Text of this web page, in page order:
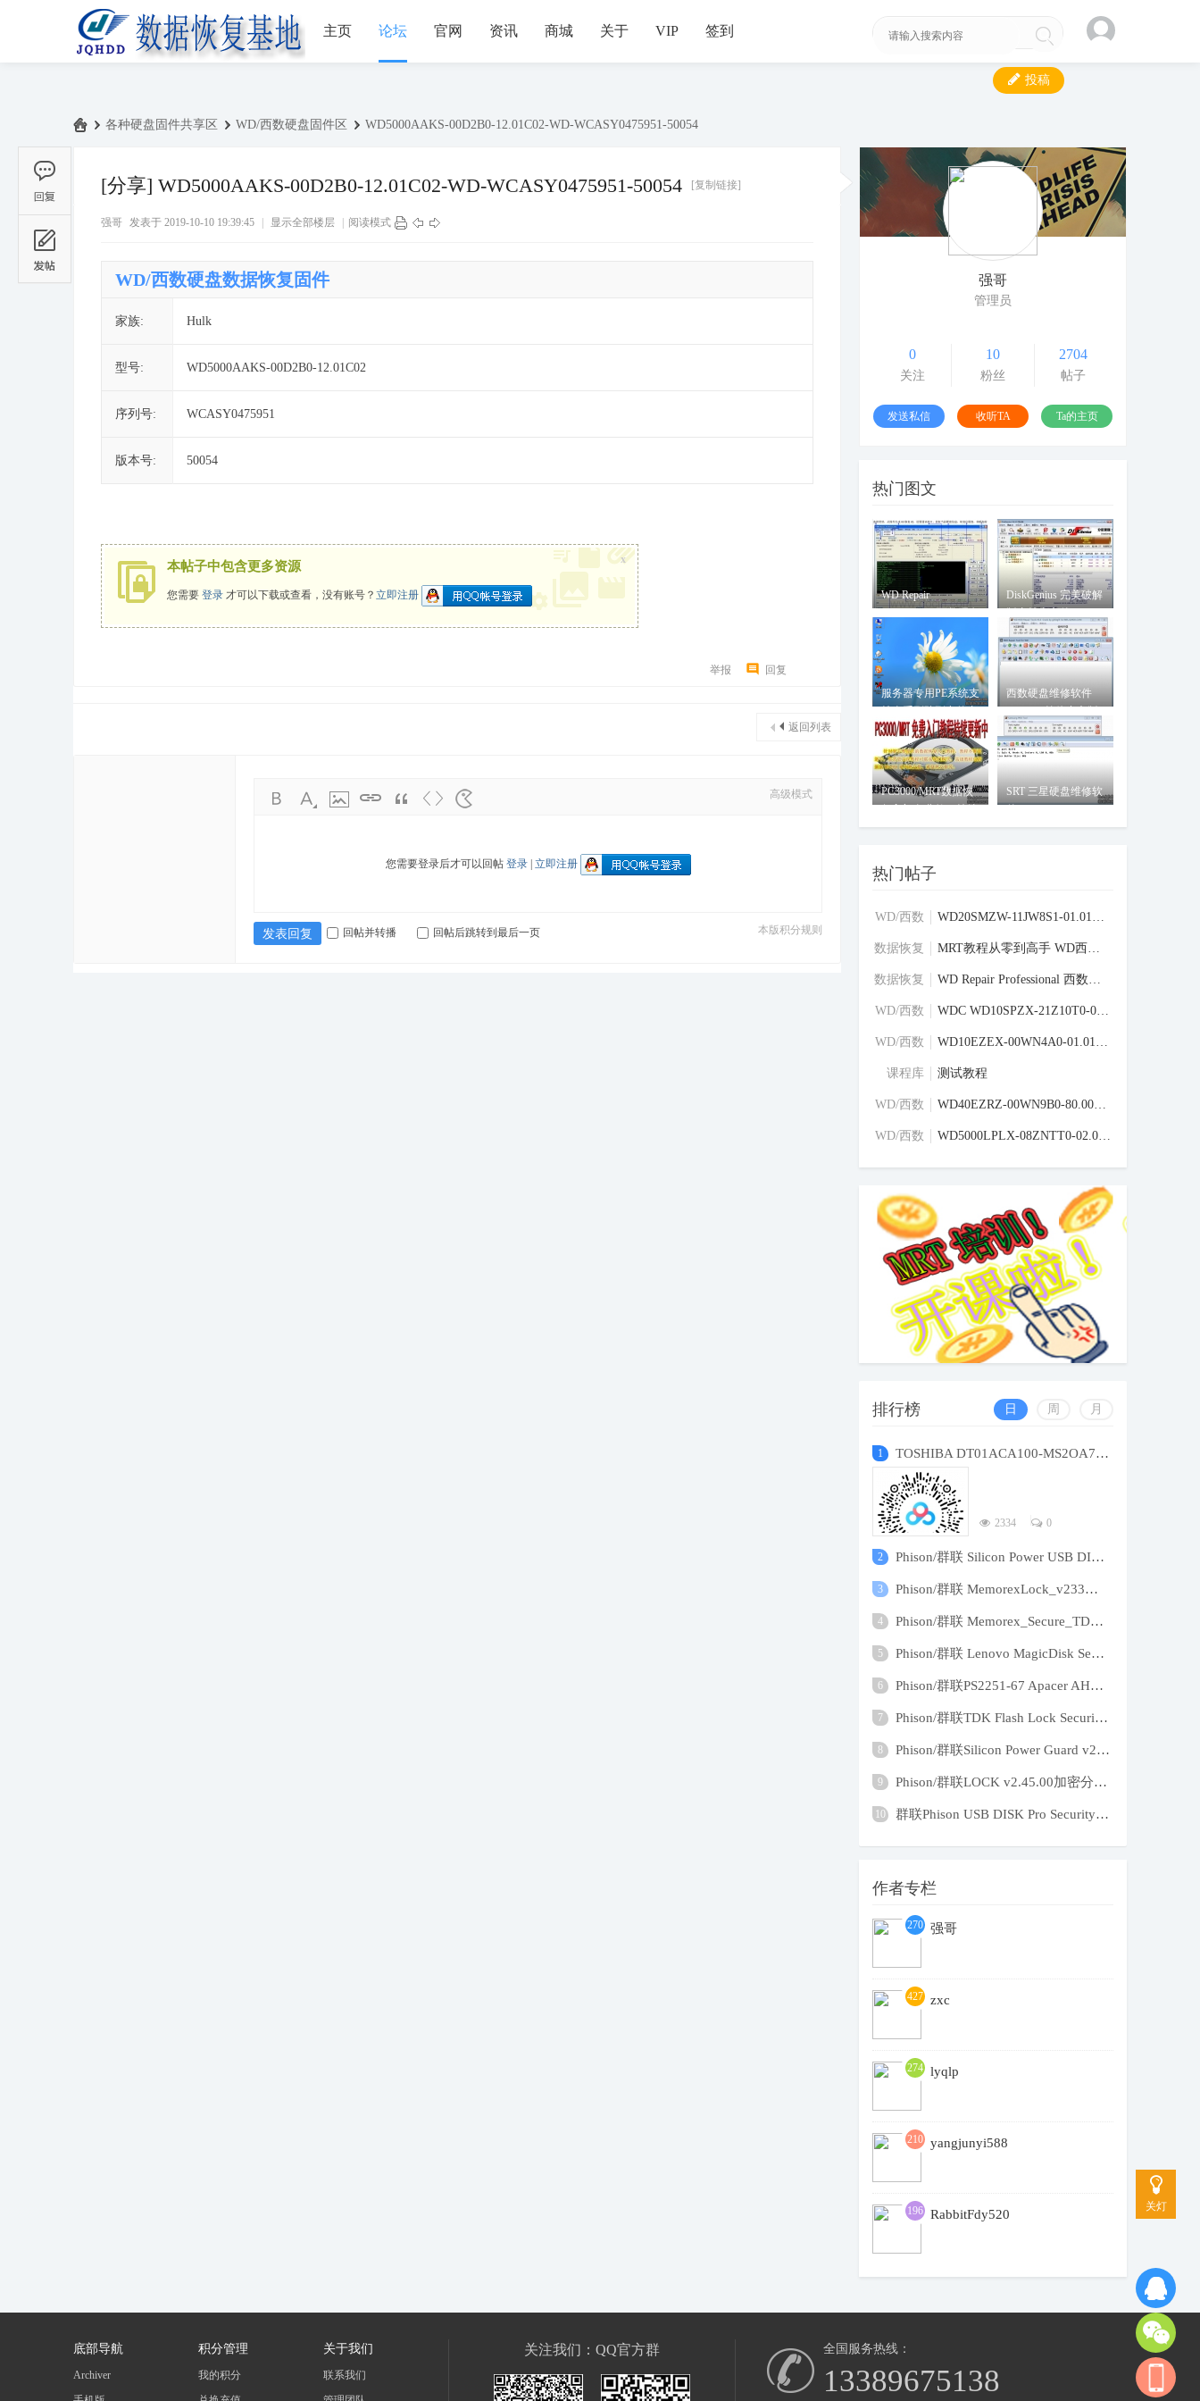
关灯
主页 论坛 官网 资讯 商城 关于 VIP 签到
投稿
› 各种硬盘固件共享区 › WD/西数硬盘固件区 › WD5000AAKS-00D2B0-12.01C02-WD-WCASY0475951-50054
[分享] WD5000AAKS-00D2B0-12.01C02-WD-WCASY0475951-50054 [复制链接]
强哥 发表于 2019-10-10 19:39:45 显示全部楼层 阅读模式
WD/西数硬盘数据恢复固件
家族: Hulk
型号: WD5000AAKS-00D2B0-12.01C02
序列号: WCASY0475951
版本号: 50054
本帖子中包含更多资源
您需要 登录 才可以下载或查看，没有账号？ 立即注册
x
回复
举报
返回列表
高级模式
您需要登录后才可以回帖 登录| 立即注册
本版积分规则
发表回复 回帖并转播 回帖后跳转到最后一页
强哥
管理员
0
关注
10
粉丝
2704
帖子
发送私信 收听TA Ta的主页
热门图文
WD Repair
专修工具
DiskGenius 完美破解
服务器专用PE系统支
用服
西数硬盘维修软件
PC3000/MRT数据恢
更新中
SRT 三星硬盘维修软
热门帖子
WD/西数
区
WD20SMZW-11JW8S1-01.01A01-WD-WX31AB8JCLF
数据恢复
区
MRT教程从零到高手 WD西数硬盘刷写固件教程
数据恢复
区
WD Repair Professional 西数硬盘专修工具
WD/西数
区
WDC WD10SPZX-21Z10T0-02-01A02-WD-WXU1E68
WD/西数
区
WD10EZEX-00WN4A0-01.01A01-WD-WMC6Y0F2VN4
课程库 测试教程
WD/西数
区
WD40EZRZ-00WN9B0-80.00A80-WD-WCC4E6XS839
WD/西数
区
WD5000LPLX-08ZNTT0-02.01A02-WD-WXM1A1696
排行榜 日 周 月
1 TOSHIBA DT01ACA100-MS2OA7L0-65NS174KS
2334 0
2 Phison/群联 Silicon Power USB DISK Pro S
3 Phison/群联 MemorexLock_v233密码安全分区
4 Phison/群联 Memorex_Secure_TD_v275 加密
5 Phison/群联 Lenovo MagicDisk Security ut
6 Phison/群联PS2251-67 Apacer AH325 TDK Lo
7 Phison/群联TDK Flash Lock Security App v
8 Phison/群联Silicon Power Guard v2.49创建
9 Phison/群联LOCK v2.45.00加密分区创建和删
10 群联Phison USB DISK Pro Security App v2.
作者专栏
270 强哥
427 zxc
274 lyqlp
210 yangjunyi588
196 RabbitFdy520
底部导航
Archiver
积分管理
我的积分
关于我们
联系我们
关注我们：QQ官方群 全国服务热线：
13389675138